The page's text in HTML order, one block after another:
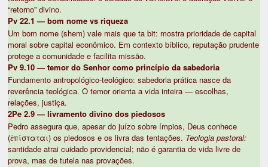
“retorno” divino.
Pv 22.1 — bom nome vs riqueza
Um bom nome (shem) vale mais que ta bit: mostra prioridade de capital
moral sobre capital econômico. Em contexto bíblico, reputação prudente
protege a comunidade e facilita missão.
Pv 9.10 — temor do Senhor como princípio da sabedoria
Fundamento antropológico-teológico: sabedoria prática nasce da
reverência teológica. O temor orienta a vida inteira — escolhas,
relações, justiça.
2Pe 2.9 — livramento divino dos piedosos
Pedro assegura que, apesar do juízo sobre ímpios, Deus conhece
(ἐπίσταται) os piedosos e os livra das tentações. Teologia pastoral:
santidade atrai cuidado providencial; não é garantia de vida livre de
prova, mas de tutela nas provações.